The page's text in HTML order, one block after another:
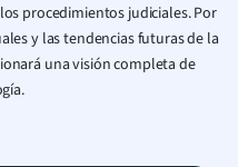
procedimientos judiciales. Por
y las tendencias futuras de la
una visión completa de